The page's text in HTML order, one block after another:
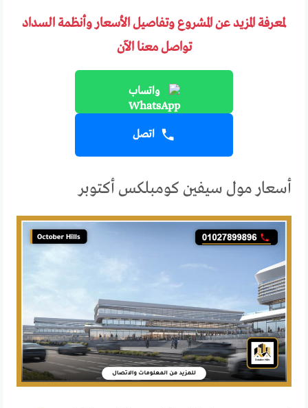
لمعرفة المزيد عن المشروع وتفاصيل الأسعار وأنظمة السداد
تواصل معنا الآن
واتساب
اتصل
أسعار مول سيفين كومبلكس أكتوبر